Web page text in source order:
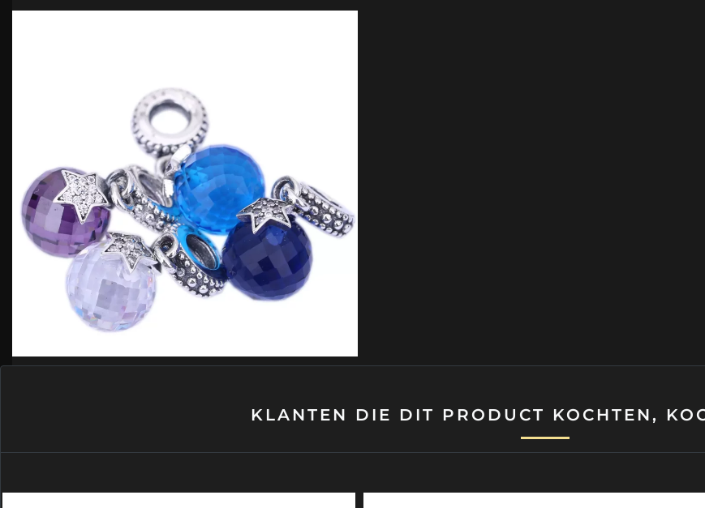
KLANTEN DIE DIT PRODUCT KOCHTEN,